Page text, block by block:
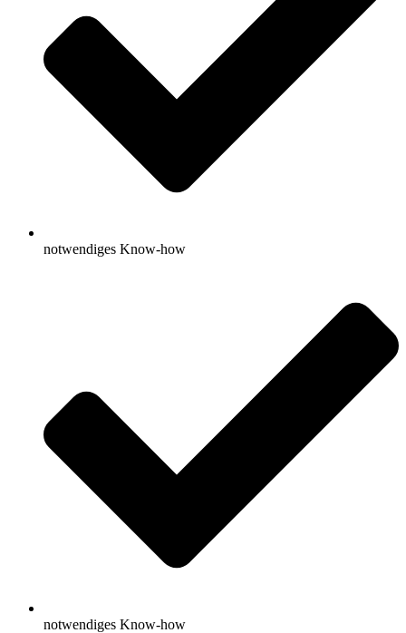
notwendiges Know-how
notwendiges Know-how